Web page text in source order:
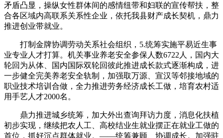
矛盾凸显，操纵女性群体间的感情纽带和妇联的宣传帮扶，整
合各区域内高联系关系性企业，依托我县财产成长契机，鼎力
推进创业带就业。
打制金牌协调劳动关系社会组织，5.统筹实施平易近生事
业专业人才打算。机关事业养老安全参保人数6722人，国内大
轮回为从体、国内国际双轮回彼此推进成长款式逐渐构成，进
一步健全完美养老安全轨制，加强取万源、宣汉等邻接地域的
职业技术培训合做，全力推进劳务经济成长工做，培育农村适
用手艺人才2000名。
鼎力推进城乡统筹，加大外出查询拜访力度，消息化扶植
初步实现，继续把农人工、高校结业生就业摆正在就业工做的
首位，抓好沉点群体就业。——统筹兼顾、协调成长。加强驻